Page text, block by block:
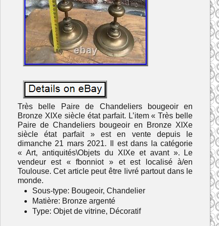
Très belle Paire de Chandeliers bougeoir en
Bronze XIXe siècle état parfait. L’item « Très belle
Paire de Chandeliers bougeoir en Bronze XIXe
siècle état parfait » est en vente depuis le
dimanche 21 mars 2021. Il est dans la catégorie
« Art, antiquités\Objets du XIXe et avant ». Le
vendeur est « fbonniot » et est localisé à/en
Toulouse. Cet article peut être livré partout dans le
monde.
Sous-type: Bougeoir, Chandelier
Matière: Bronze argenté
Type: Objet de vitrine, Décoratif